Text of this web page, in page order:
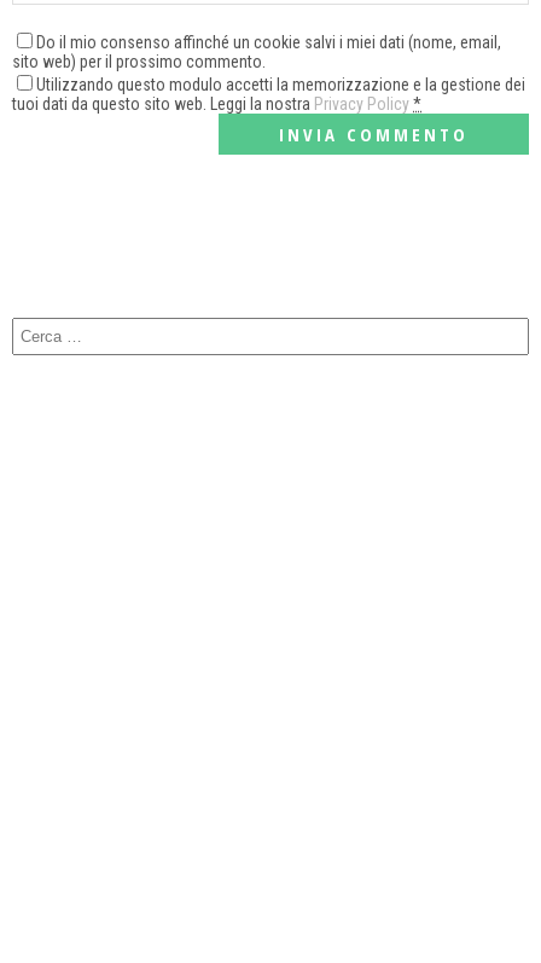
Do il mio consenso affinché un cookie salvi i miei dati (nome, email,
sito web) per il prossimo commento.
Utilizzando questo modulo accetti la memorizzazione e la gestione dei
tuoi dati da questo sito web. Leggi la nostra Privacy Policy*